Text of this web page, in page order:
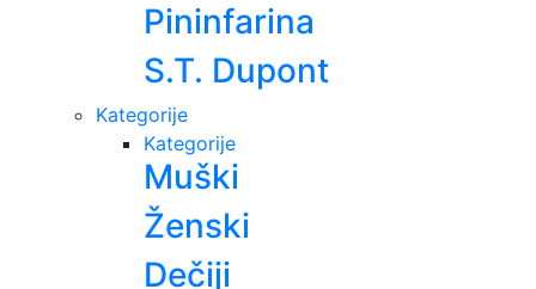
Pininfarina
S.T. Dupont
Kategorije
Kategorije
Muški
Ženski
Dečiji